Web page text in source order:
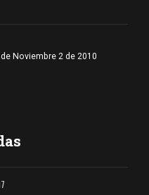
Noviembre 2 de 2010